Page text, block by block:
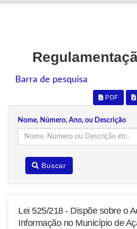
Barra de pesquisa
PDF
Nome, Número, Ano, ou Descrição
Buscar
Lei 525/218 - Dispõe sobre o
Informação no Município de